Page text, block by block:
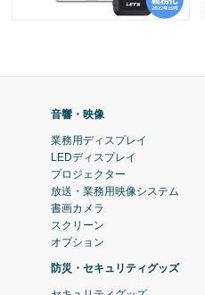
音響・映像
業務用ディスプレイ
LEDディスプレイ
プロジェクター
放送・業務用映像システム
書画カメラ
スクリーン
オプション
防災・セキュリティグッズ